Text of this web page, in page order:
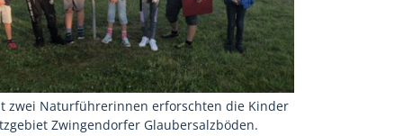
zwei Naturführerinnen erforschten die Kinder
Zwingendorfer Glaubersalzböden.